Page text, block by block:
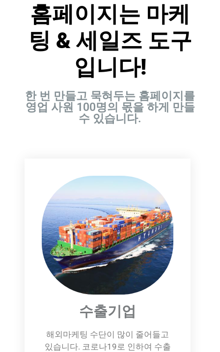
홈페이지는 마케
팅 & 세일즈 도구
입니다!
한 번 만들고 묵혀두는 홈페이지를
영업 사원 100명의 몫을 하게 만들
수 있습니다.
수출기업
해외마케팅 수단이 많이 줄어들고
있습니다. 코로나19로 인하여 수출